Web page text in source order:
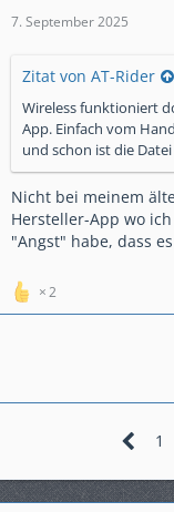
7. September 2025
Zitat von AT-Rider
Wireless funktioniert
App. Einfach vom
und schon ist die
Nicht bei meinem
Hersteller-App wo
"Angst" habe, dass
2
1